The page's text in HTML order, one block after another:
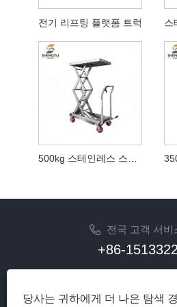
전기 리프팅 플랫폼 트럭
500kg 스테인레스 스틸 유압 리프팅 플랫폼 트럭
전국 고객 서비
+86-
당사는 귀하에게 더 나은 탐색